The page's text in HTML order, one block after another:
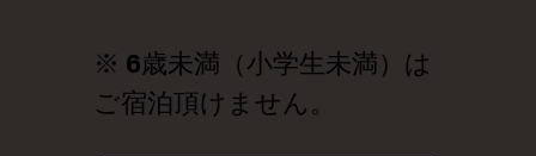
※ 6歳未満（小学生未満）は
ご宿泊頂けません。